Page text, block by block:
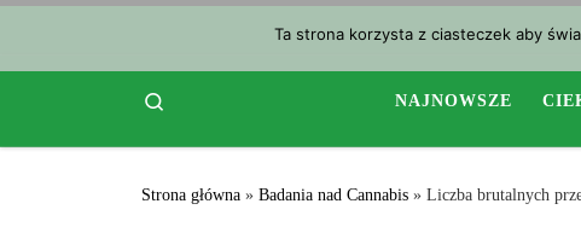
NAJNOWSZE
Strona główna » Badania nad Cannabis » Liczba brutalnych
Ta strona korzysta z ciasteczek aby